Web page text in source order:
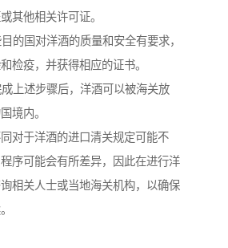
其他相关许可证。
的国对洋酒的质量和安全有要求，
检疫，并获得相应的证书。
上述步骤后，洋酒可以被海关放
境内。
对于洋酒的进口清关规定可能不
序可能会有所差异，因此在进行洋
相关人士或当地海关机构，以确保